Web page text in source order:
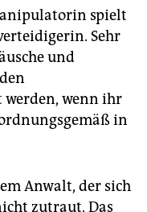
spielt
Sehr
und
werden, wenn ihr
in
Anwalt, der sich
zutraut. Das